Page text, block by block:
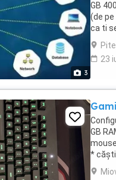
3
GB
(de
ca ti
23
GB
* căști
este